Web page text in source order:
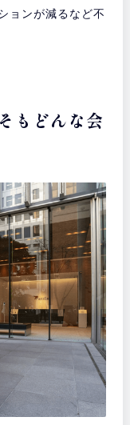
ョンが減るなど不
もどんな会